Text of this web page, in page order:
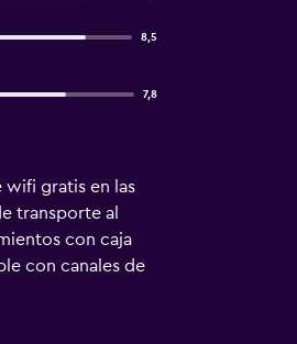
8,5
7,8
wifi gratis en las
transporte al
con caja
con canales de
Los baños
Este hotel